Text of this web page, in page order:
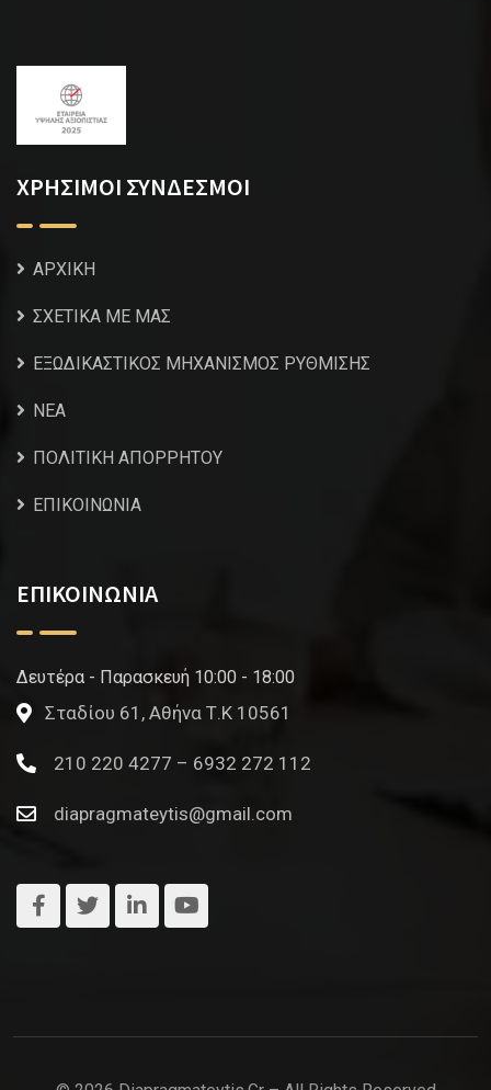
ΧΡΗΣΙΜΟΙ ΣΥΝΔΕΣΜΟΙ
ΑΡΧΙΚΗ
ΣΧΕΤΙΚΑ ΜΕ ΜΑΣ
ΕΞΩΔΙΚΑΣΤΙΚΟΣ ΜΗΧΑΝΙΣΜΟΣ ΡΥΘΜΙΣΗΣ
NEA
ΠΟΛΙΤΙΚΗ ΑΠΟΡΡΗΤΟΥ
ΕΠΙΚΟΙΝΩΝΙΑ
ΕΠΙΚΟΙΝΩΝΙΑ
Δευτέρα - Παρασκευή 10:00 - 18:00
Σταδίου 61, Αθήνα Τ.Κ 10561
210 220 4277 – 6932 272 112
diapragmateytis@gmail.com